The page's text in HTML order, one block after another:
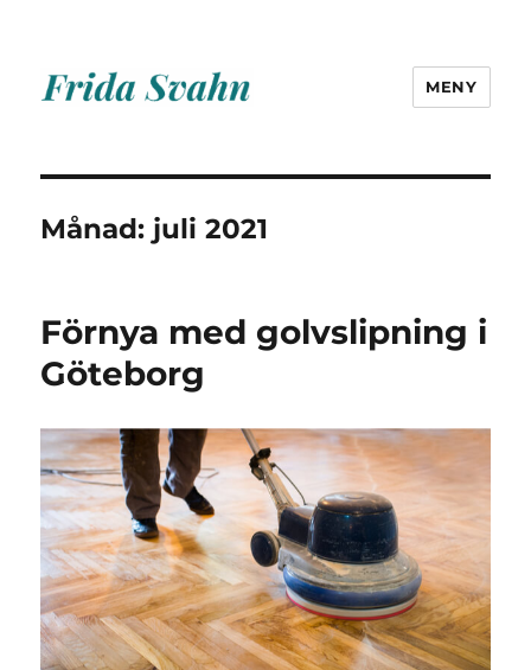
MENY
Månad: juli 2021
Förnya med golvslipning i
Göteborg